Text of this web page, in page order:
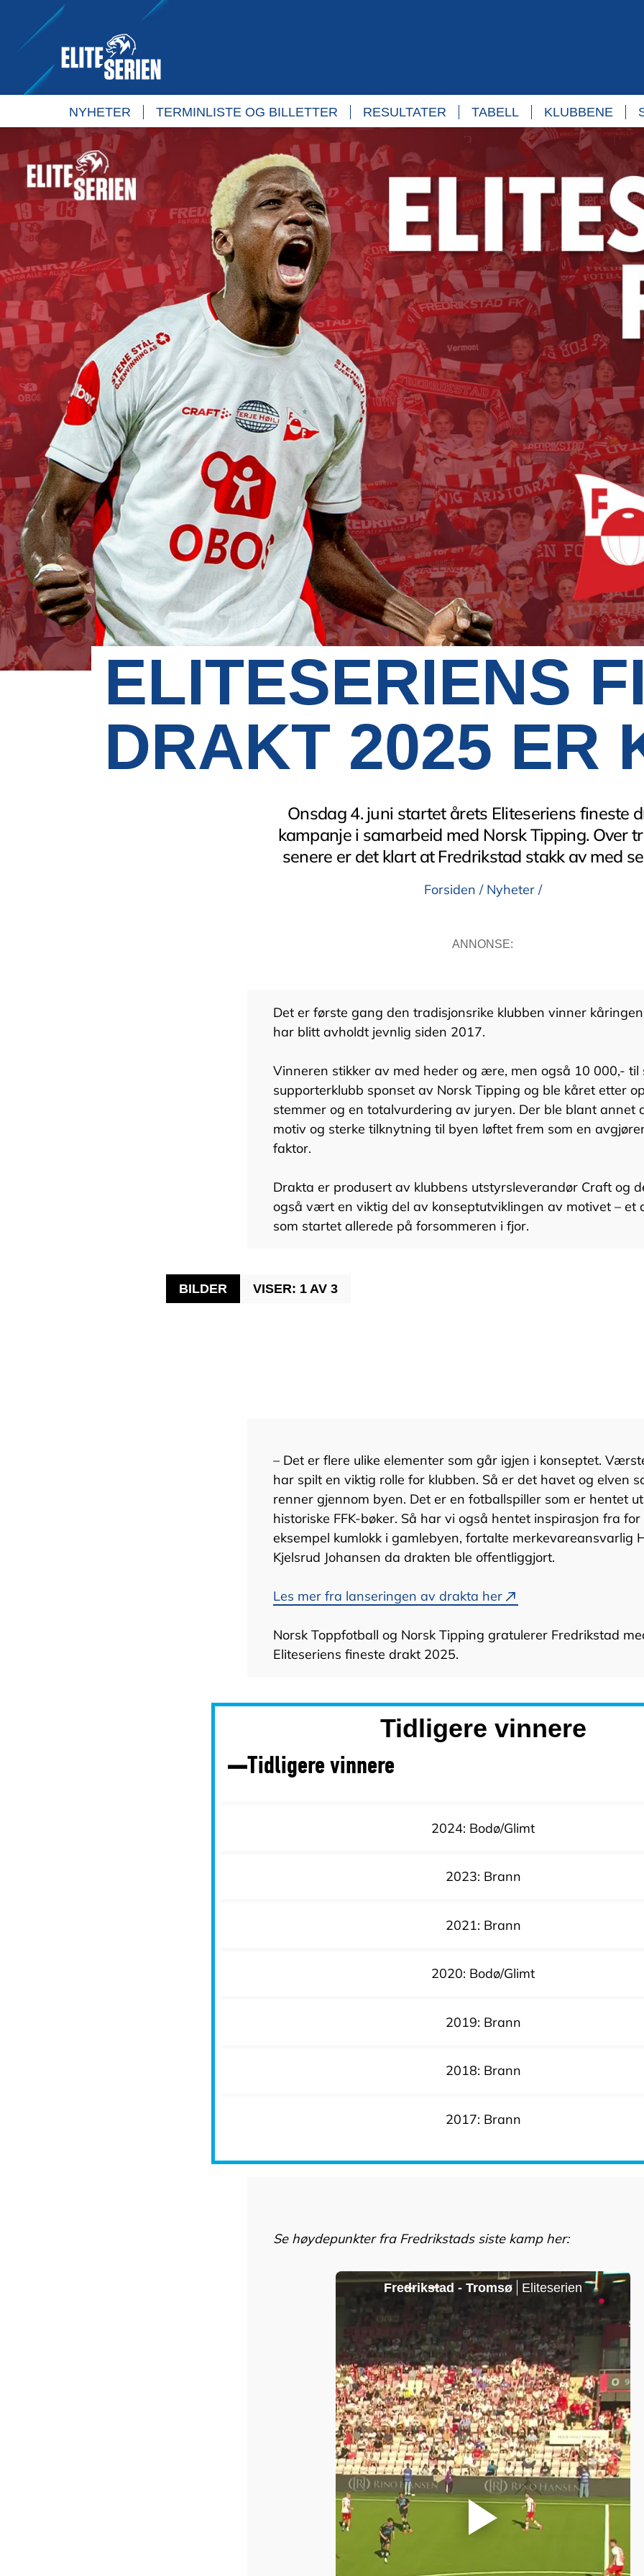
NYHETER TERMINLISTE OG BILLETTER RESULTATER TABELL KLUBBENE
ELITESERIENS
DRAKT 2025 ER
Onsdag 4. juni startet årets Eliteseriens fineste
kampanje i samarbeid med Norsk Tipping. Over
senere er det klart at Fredrikstad stakk av med
Forsiden / Nyheter /
ANNONSE:
Det er første gang den tradisjonsrike klubben vinner
har blitt avholdt jevnlig siden 2017.
Vinneren stikker av med heder og ære, men også 10 000,- til
supporterklubb sponset av Norsk Tipping og ble kåret etter
stemmer og en totalvurdering av juryen. Der ble blant annet
motiv og sterke tilknytning til byen løftet frem som en
faktor.
Drakta er produsert av klubbens utstyrsleverandør Craft og
også vært en viktig del av konseptutviklingen av motivet – et
som startet allerede på forsommeren i fjor.
BILDER VISER: 1 AV 3
– Det er flere ulike elementer som går igjen i konseptet.
har spilt en viktig rolle for klubben. Så er det havet og elven
renner gjennom byen. Det er en fotballspiller som er hentet
historiske FFK-bøker. Så har vi også hentet inspirasjon fra for
eksempel kumlokk i gamlebyen, fortalte merkevareansvarlig
Kjelsrud Johansen da drakten ble offentliggjort.
Les mer fra lanseringen av drakta her
Norsk Toppfotball og Norsk Tipping gratulerer Fredrikstad
Eliteseriens fineste drakt 2025.
Tidligere vinnere
Tidligere vinnere
2024: Bodø/Glimt
2023: Brann
2021: Brann
2020: Bodø/Glimt
2019: Brann
2018: Brann
2017: Brann
Se høydepunkter fra Fredrikstads siste kamp her:
Fredrikstad - Tromsø Eliteserien